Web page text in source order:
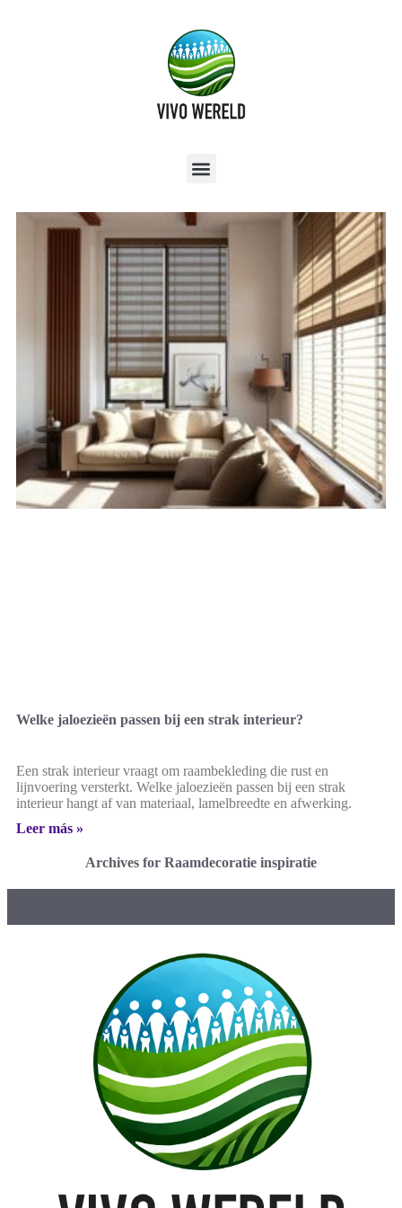
Welke jaloezieën passen bij een strak interieur?
Een strak interieur vraagt om raambekleding die rust en
lijnvoering versterkt. Welke jaloezieën passen bij een strak
interieur hangt af van materiaal, lamelbreedte en afwerking.
Leer más »
Archives for Raamdecoratie inspiratie